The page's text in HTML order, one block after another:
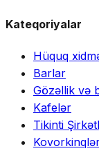
Kateqoriyalar
Hüquq
Barlar
Gözəllik və
Kafelər
Tikinti